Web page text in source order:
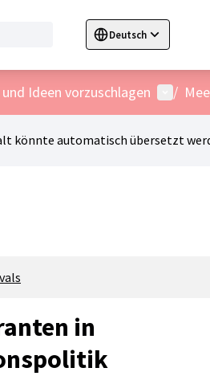
Deutsch
Sprache wählen
Ideen vorzuschlagen /
könnte automatisch übersetzt
in